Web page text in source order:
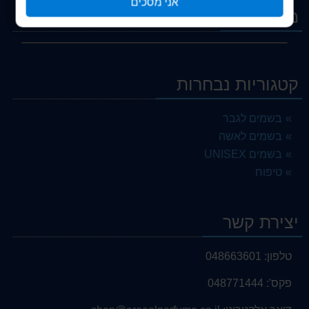
מבצעים
קטגוריות נבחרות
בשמים לגבר
בשמים לאשה
בשמים UNISEX
טיפוח
יצירת קשר
טלפון: 048663601
פקס': 048771444